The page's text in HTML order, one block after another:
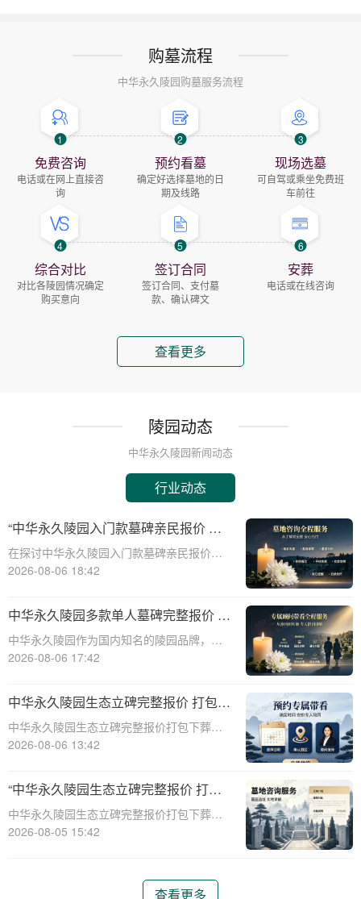
购墓流程
中华永久陵园购墓服务流程
1
免费咨询
电话或在网上直接咨
询
2
预约看墓
确定好选择墓地的日
期及线路
3
现场选墓
可自驾或乘坐免费班
车前往
4
综合对比
对比各陵园情况确定
购买意向
5
签订合同
签订合同、支付墓
款、确认碑文
6
安葬
电话或在线咨询
查看更多
陵园动态
中华永久陵园新闻动态
行业动态
“中华永久陵园入门款墓碑亲民报价 一
次性付清享折上折：超值优惠与便捷选
择的完美结合”
在探讨中华永久陵园入门款墓碑亲民报价这
一主题时，我们首先需要理解墓碑选择的重
对逝者的纪念，也是对生者情感的寄托。因
此，选择一款既符合预算又具有纪念意义的
墓碑显得尤
2026-08-06 18:42
中华永久陵园多款单人墓碑完整报价 淡
季下单直降数千元详解
中华永久陵园作为国内知名的陵园品牌，提
供多种单人墓碑选择，满足不同客户的需
墓碑的完整报价，并解释淡季下单直降数千
元的优惠政策，帮助消费者做出明智的选
择。☎ 中华永
2026-08-06 17:42
中华永久陵园生态立碑完整报价 打包下
葬服务同步享折扣详解
中华永久陵园生态立碑完整报价打包下葬服
务同步享折扣详解☎ 中华永久陵园电话:400-
的规划越来越重视。中华永久陵园作为国内
知名的陵园品牌，提供了一系列生
2026-08-06 13:42
“中华永久陵园生态立碑完整报价 打包
下葬服务同步享折扣：全方位福利解析
与专属优惠”
中华永久陵园生态立碑完整报价打包下葬服
务同步享折扣：全方位福利解析与专属优惠
式有了更多的选择。中华永久陵园作
2026-08-05 15:42
查看更多